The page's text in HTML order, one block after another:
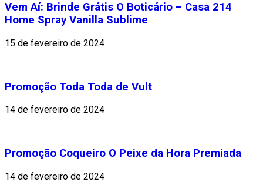
Vem Aí: Brinde Grátis O Boticário – Casa 214
Home Spray Vanilla Sublime
15 de fevereiro de 2024
Promoção Toda Toda de Vult
14 de fevereiro de 2024
Promoção Coqueiro O Peixe da Hora Premiada
14 de fevereiro de 2024